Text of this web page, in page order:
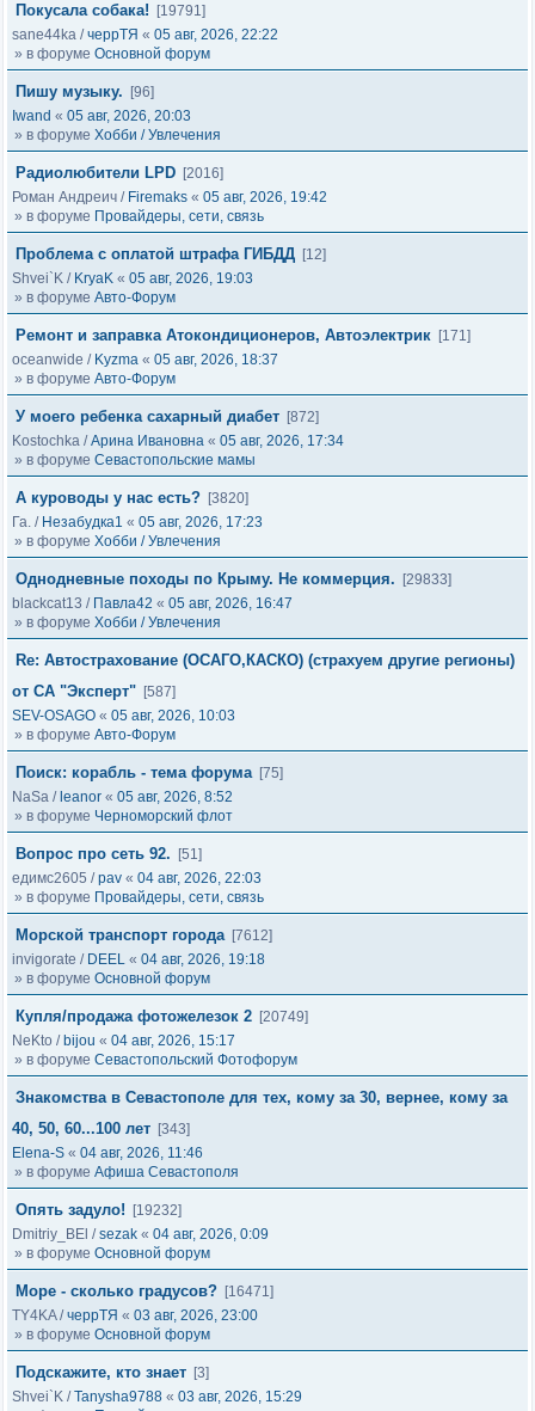
Покусала собака!
[19791]
sane44ka /черрТЯ « 05 авг, 2026, 22:22
» в форуме Основной форум
Пишу музыку.
[96]
Iwand « 05 авг, 2026, 20:03
» в форуме Хобби / Увлечения
Радиолюбители LPD [2016]
Роман Андреич / Firemaks « 05 авг, 2026, 19:42
» в форуме Провайдеры, сети, связь
Проблема с оплатой штрафа ГИБДД [12]
Shvei`K / KryaK « 05 авг, 2026, 19:03
» в форуме Авто-Форум
Ремонт и заправка Атокондиционеров, Автоэлектрик [171]
oceanwide / Kyzma « 05 авг, 2026, 18:37
» в форуме Авто-Форум
У моего ребенка сахарный диабет [872]
Kostochka /Арина Ивановна « 05 авг, 2026, 17:34
» в форуме Севастопольские мамы
А куроводы у нас есть? [3820]
Га. / Незабудка1 « 05 авг, 2026, 17:23
» в форуме Хобби / Увлечения
Однодневные походы по Крыму. Не коммерция.
[29833]
blackcat13 / Павла42 « 05 авг, 2026, 16:47
» в форуме Хобби / Увлечения
Re: Автострахование (ОСАГО,КАСКО) (страхуем другие регионы)
от СА "Эксперт" [587]
SEV-OSAGO « 05 авг, 2026, 10:03
» в форуме Авто-Форум
Поиск: корабль - тема форума [75]
NaSa / leanor « 05 авг, 2026, 8:52
» в форуме Черноморский флот
Вопрос про сеть 92.
[51]
едимс2605 /pav « 04 авг, 2026, 22:03
» в форуме Провайдеры, сети, связь
Морской транспорт города [7612]
invigorate / DEEL « 04 авг, 2026, 19:18
» в форуме Основной форум
Купля/продажа фотожелезок 2 [20749]
NeKto / bijou « 04 авг, 2026, 15:17
» в форуме Севастопольский Фотофорум
Знакомства в Севастополе для тех, кому за 30, вернее, кому за
40, 50, 60...100 лет [343]
Elena-S « 04 авг, 2026, 11:46
» в форуме Афиша Севастополя
Опять задуло!
[19232]
Dmitriy_BEl /sezak « 04 авг, 2026, 0:09
» в форуме Основной форум
Море - сколько градусов? [16471]
TY4KA/черрТЯ « 03 авг, 2026, 23:00
» в форуме Основной форум
Подскажите, кто знает [3]
Shvei`K /Tanysha9788 « 03 авг, 2026, 15:29